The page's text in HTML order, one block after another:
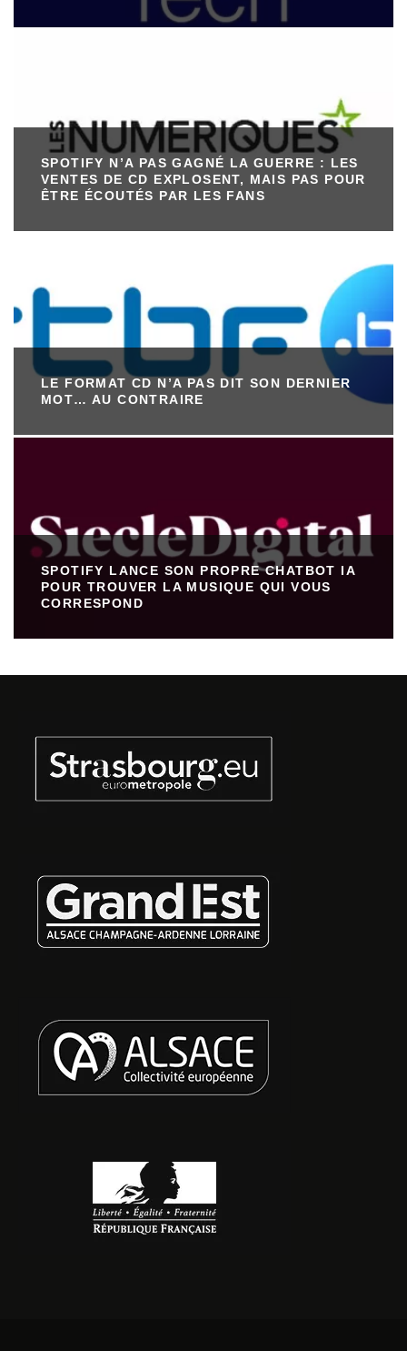
SPOTIFY N’A PAS GAGNÉ LA GUERRE : LES
VENTES DE CD EXPLOSENT, MAIS PAS POUR
ÊTRE ÉCOUTÉS PAR LES FANS
LE FORMAT CD N’A PAS DIT SON DERNIER
MOT… AU CONTRAIRE
SPOTIFY LANCE SON PROPRE CHATBOT IA
POUR TROUVER LA MUSIQUE QUI VOUS
CORRESPOND